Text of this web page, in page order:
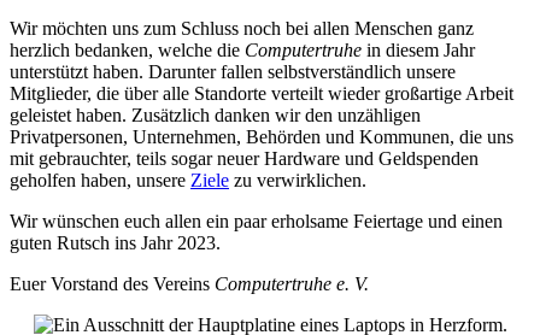
Wir möchten uns zum Schluss noch bei allen Menschen ganz
herzlich bedanken, welche die Computertruhe in diesem Jahr
unterstützt haben. Darunter fallen selbstverständlich unsere
Mitglieder, die über alle Standorte verteilt wieder großartige Arbeit
geleistet haben. Zusätzlich danken wir den unzähligen
Privatpersonen, Unternehmen, Behörden und Kommunen, die uns
mit gebrauchter, teils sogar neuer Hardware und Geldspenden
geholfen haben, unsere Ziele zu verwirklichen.
Wir wünschen euch allen ein paar erholsame Feiertage und einen
guten Rutsch ins Jahr 2023.
Euer Vorstand des Vereins Computertruhe e. V.